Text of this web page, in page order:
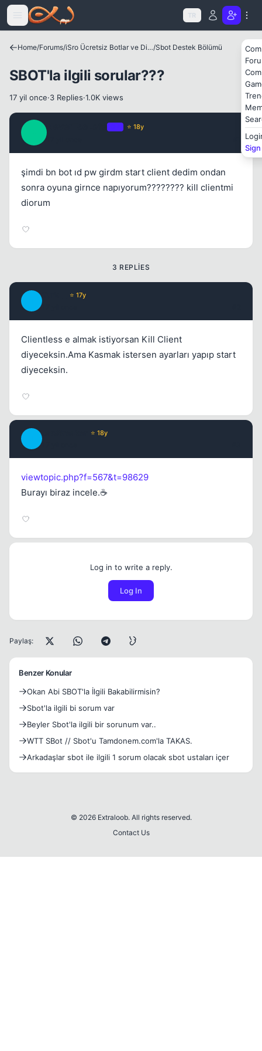
Icerige atla
TR
Home/Forums/ iSro Ücretsiz Botlar ve Diğer Programlar/Sbot Destek Bölümü
SBOT'la ilgili sorular???
17 yil once·3 Replies·1.0K views
⭐ 18y
şimdi bn bot ıd pw girdm start client dedim ondan
sonra oyuna girnce napıyorum???????? kill clientmi
diorum
3 REPLIES
⭐ 17y
Clientless e almak istiyorsan Kill Client
diyeceksin.Ama Kasmak istersen ayarları yapıp start
diyeceksin.
⭐ 18y
viewtopic.php?f=567&t=98629
Burayı biraz incele.☕
Kapat
Log in to write a reply.
Log In
Paylaş:
Benzer Konular
Okan Abi SBOT'la İlgili Bakabilirmisin?
Sbot'la ilgili bi sorum var
Beyler Sbot'la ilgili bir sorunum var..
WTT SBot // Sbot'u Tamdonem.com'la TAKAS.
Arkadaşlar sbot ile ilgili 1 sorum olacak sbot ustaları içer
© 2026 Extraloob. All rights reserved.
Contact Us